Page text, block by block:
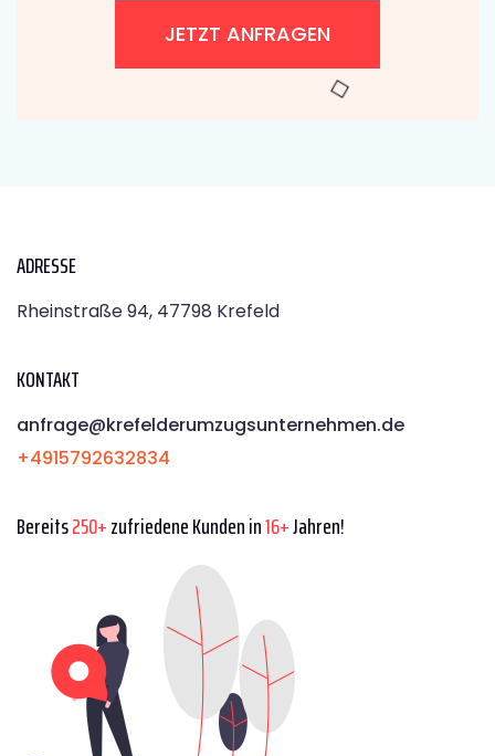
JETZT ANFRAGEN
ADRESSE
Rheinstraße 94, 47798 Krefeld
KONTAKT
anfrage@krefelderumzugsunternehmen.de
+4915792632834
Bereits250+zufriedene Kunden in16+Jahren!